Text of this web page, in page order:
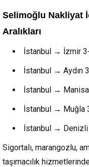
Selimoğlu Nakliyat
Aralıkları
İstanbul → İzmir
İstanbul → Aydın
İstanbul → Manisa
İstanbul → Muğla
İstanbul → Denizli
Sigortalı, marangozlu,
taşımacılık